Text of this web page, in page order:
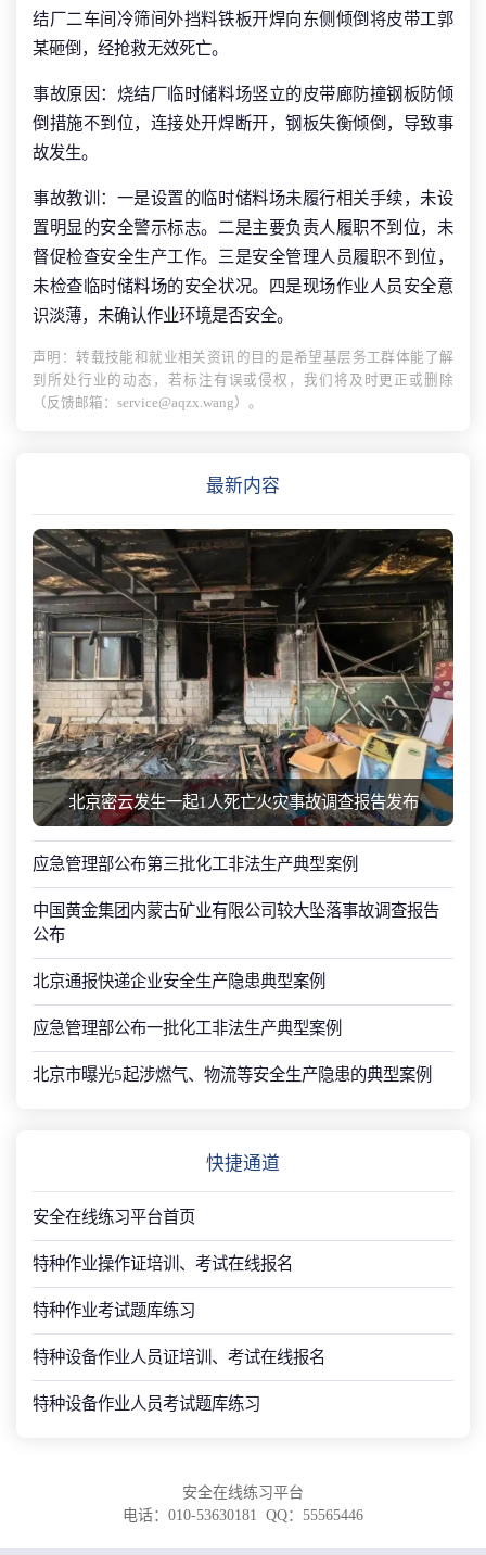
结厂二车间冷筛间外挡料铁板开焊向东侧倾倒将皮带工郭
某砸倒，经抢救无效死亡。
事故原因：烧结厂临时储料场竖立的皮带廊防撞钢板防倾
倒措施不到位，连接处开焊断开，钢板失衡倾倒，导致事
故发生。
事故教训：一是设置的临时储料场未履行相关手续，未设
置明显的安全警示标志。二是主要负责人履职不到位，未
督促检查安全生产工作。三是安全管理人员履职不到位，
未检查临时储料场的安全状况。四是现场作业人员安全意
识淡薄，未确认作业环境是否安全。
声明：转载技能和就业相关资讯的目的是希望基层务工群体能了解
到所处行业的动态，若标注有误或侵权，我们将及时更正或删除
（反馈邮箱：service@aqzx.wang）。
最新内容
北京密云发生一起1人死亡火灾事故调查报告发布
应急管理部公布第三批化工非法生产典型案例
中国黄金集团内蒙古矿业有限公司较大坠落事故调查报告
公布
北京通报快递企业安全生产隐患典型案例
应急管理部公布一批化工非法生产典型案例
北京市曝光5起涉燃气、物流等安全生产隐患的典型案例
快捷通道
安全在线练习平台首页
特种作业操作证培训、考试在线报名
特种作业考试题库练习
特种设备作业人员证培训、考试在线报名
特种设备作业人员考试题库练习
安全在线练习平台
电话：010-53630181 QQ：55565446